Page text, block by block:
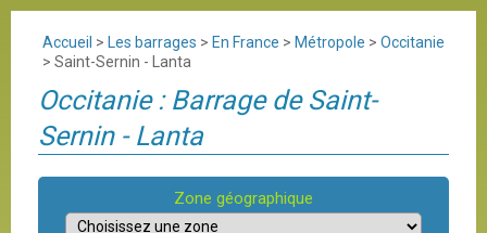
Accueil > Les barrages > En France > Métropole > Occitanie
> Saint-Sernin - Lanta
Occitanie : Barrage de Saint-
Sernin - Lanta
Zone géographique